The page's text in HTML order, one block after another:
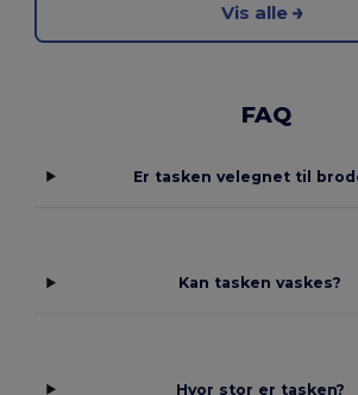
Vis alle
FAQ
Er tasken velegnet til
Kan tasken vaskes?
Hvor stor er tasken?